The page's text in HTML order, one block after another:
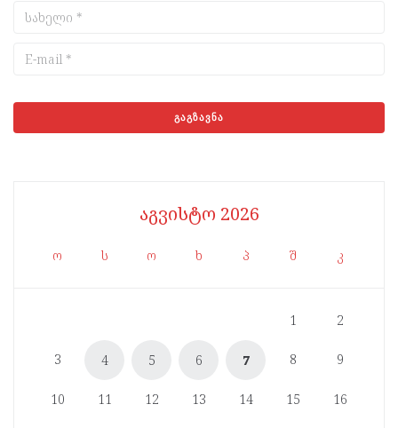
აგვისტო 2026
ო ს ო ხ პ შ კ
1 2
3 4 5 6 7 8 9
10 11 12 13 14 15 16